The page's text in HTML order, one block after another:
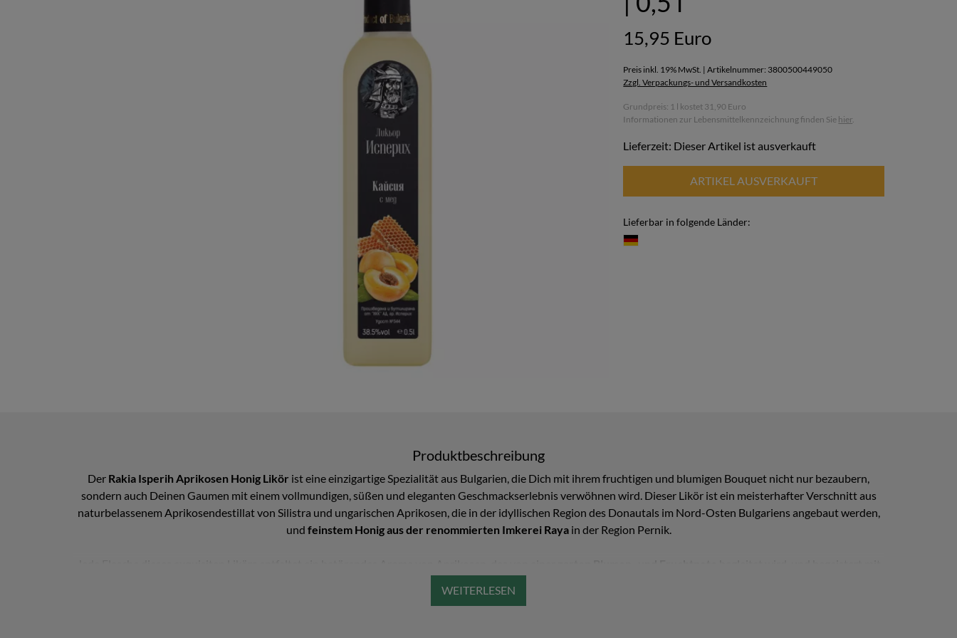
15,95 Euro
Preis inkl. 19% MwSt. | Artikelnummer: 3800500449050
Zzgl. Verpackungs- und Versandkosten
Grundpreis: 1 l kostet 31,90 Euro
Informationen zur Lebensmittelkennzeichnung finden Sie hier.
Lieferzeit: Dieser Artikel ist ausverkauft
ARTIKEL AUSVERKAUFT
Lieferbar in folgende Länder:
Produktbeschreibung
Der Rakia Isperih Aprikosen Honig Likör ist eine einzigartige Spezialität aus Bulgarien, die Dich mit ihrem fruchtigen und blumigen Bouquet nicht nur bezaubern,
sondern auch Deinen Gaumen mit einem vollmundigen, süßen und eleganten Geschmackserlebnis verwöhnen wird. Dieser Likör ist ein meisterhafter Verschnitt aus
naturbelassenem Aprikosendestillat von Silistra und ungarischen Aprikosen, die in der idyllischen Region des Donautals im Nord-Osten Bulgariens angebaut werden,
und feinstem Honig aus der renommierten Imkerei Rayain der Region Pernik.
großen, erfrischenden Cocktails ein wahrer Genuss. Durch seine harmonische und samtige Süße ist er zudem ein